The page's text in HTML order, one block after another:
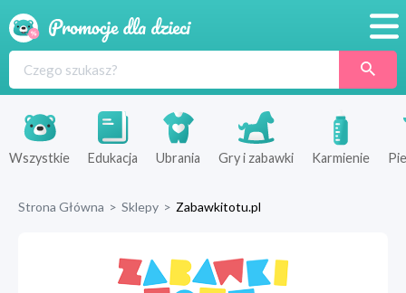
Produkty
Sklepy
Wszystkie Edukacja Ubrania Gry i zabawki Karmienie
Strona Główna > Sklepy > Zabawkitotu.pl